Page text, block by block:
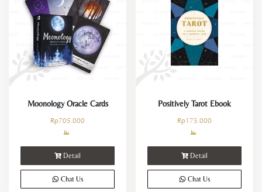
Moonology Oracle Cards
Rp705.000
Detail
Chat Us
Positively Tarot Ebook
Rp175.000
Detail
Chat Us